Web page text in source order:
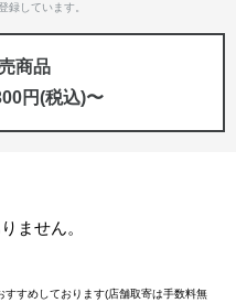
録しています。
商品
円(税込)〜
ません。
すすめしております(店舗取寄は手数料無